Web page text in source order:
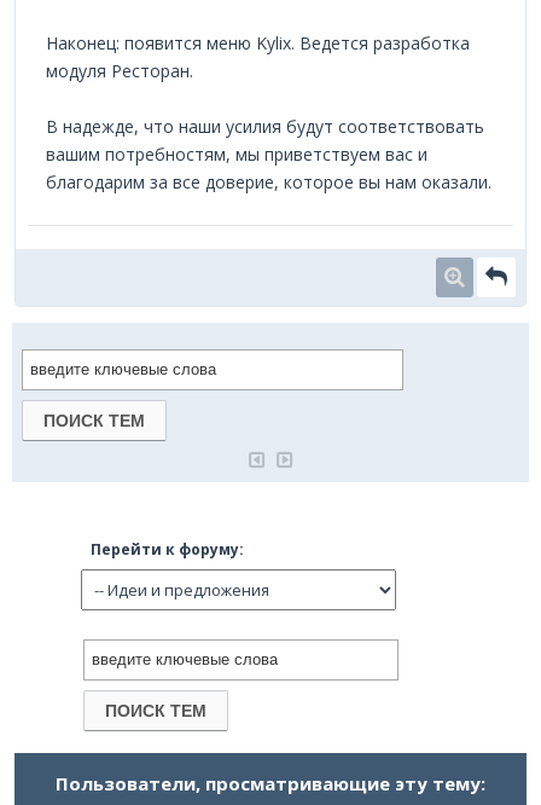
Наконец: появится меню Kylix. Ведется разработка
модуля Ресторан.
В надежде, что наши усилия будут соответствовать
вашим потребностям, мы приветствуем вас и
благодарим за все доверие, которое вы нам оказали.
Перейти к форуму:
Пользователи, просматривающие эту тему: